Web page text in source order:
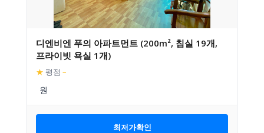
디엔비엔 푸의 아파트먼트 (200m², 침실 19개,
프라이빗 욕실 1개)
★ 평점 –
최저가확인